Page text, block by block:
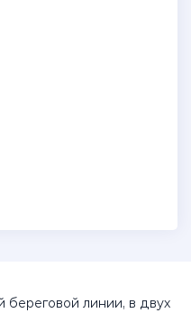
береговой линии, в двух